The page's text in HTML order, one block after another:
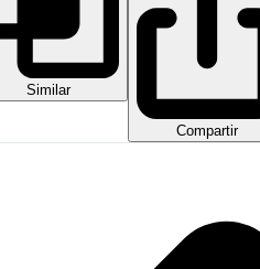
Similar
Compartir